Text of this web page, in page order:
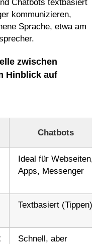
Chatbots textbasiert
kommunizieren,
Sprache, etwa am
zwischen
Hinblick auf
Chatbots
Ideal für Webseiten,
Apps, Messenger
Textbasiert (Tippen)
Schnell, aber